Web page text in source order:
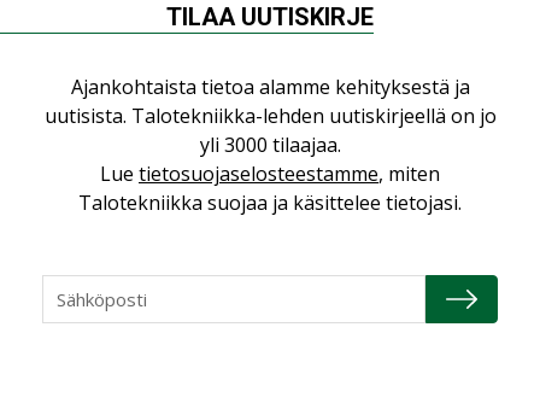
NÄKÖKULMIA
Puheista tekoihin – uusin teknologia
käyttöön kiinteistöissä
KOLUMNI
TILAA UUTISKIRJE
Ajankohtaista tietoa alamme kehityksestä ja
uutisista. Talotekniikka-lehden uutiskirjeellä on jo
yli 3000 tilaajaa.
Lue tietosuojaselosteestamme, miten
Talotekniikka suojaa ja käsittelee tietojasi.